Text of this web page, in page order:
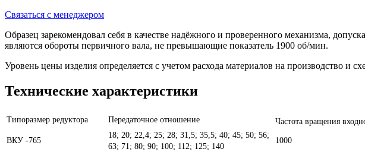
Связаться с менеджером
Образец зарекомендовал себя в качестве надёжного и проверенного механизма,
являются обороты первичного вала, не превышающие показатель 1900 об/мин.
Уровень цены изделия определяется с учетом расхода материалов на производство
Технические характеристики
Типоразмер редуктора Передаточное отношение Частота вращения
ВКУ -765
18; 20; 22,4; 25; 28; 31,5; 35,5; 40; 45; 50; 56;
63; 71; 80; 90; 100; 112; 125; 140
1000